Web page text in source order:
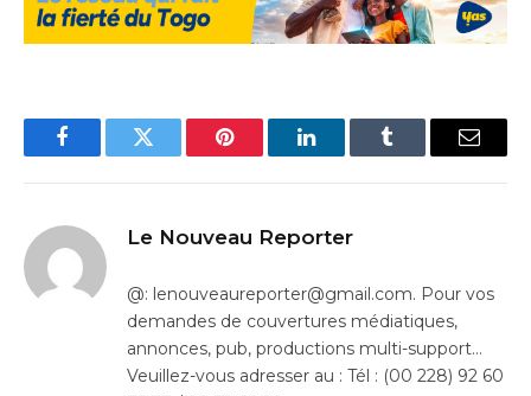
FacebookTwitter Pinterest LinkedInTumblr Email
Le Nouveau Reporter
@: lenouveaureporter@gmail.com. Pour vos
demandes de couvertures médiatiques,
annonces, pub, productions multi-support…
Veuillez-vous adresser au : Tél : (00 228) 92 60